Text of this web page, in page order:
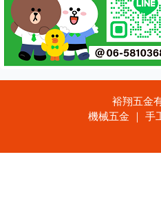
裕翔五金
機械五金 ｜ 手